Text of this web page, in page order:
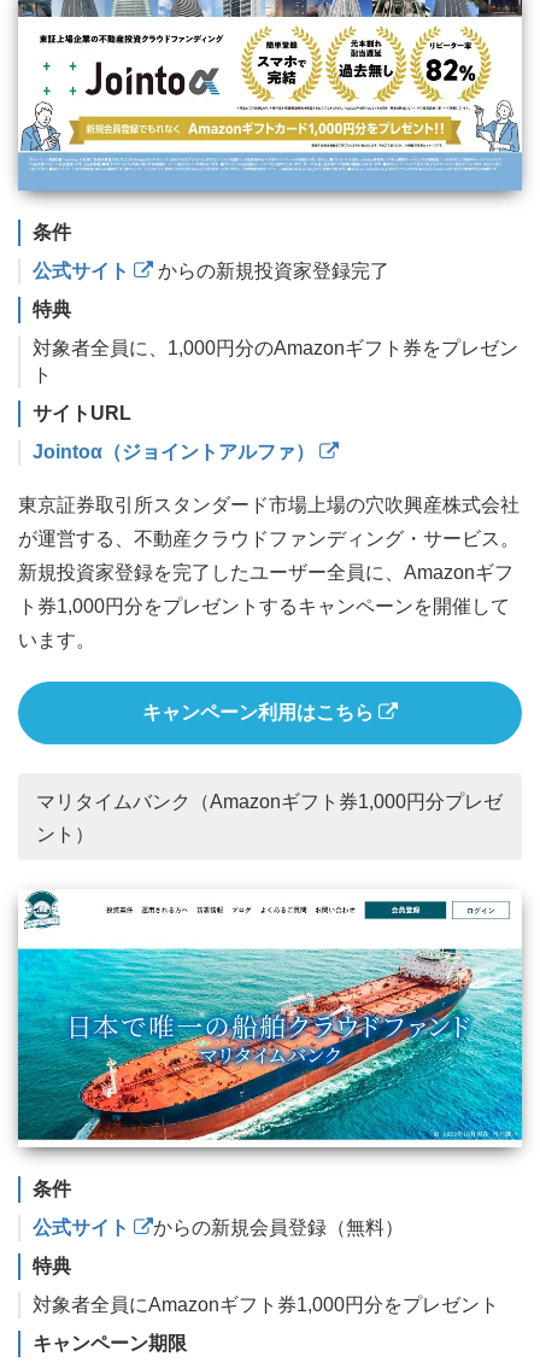
条件
公式サイト
からの新規投資家登録完了
特典
対象者全員に、1,000円分のAmazonギフト券をプレゼン
ト
サイトURL
Jointoα（ジョイントアルファ）
東京証券取引所スタンダード市場上場の穴吹興産株式会社
が運営する、不動産クラウドファンディング・サービス。
新規投資家登録を完了したユーザー全員に、Amazonギフ
ト券1,000円分をプレゼントするキャンペーンを開催して
います。
キャンペーン利用はこちら
マリタイムバンク（Amazonギフト券1,000円分プレゼ
ント）
条件
公式サイト
からの新規会員登録（無料）
特典
対象者全員にAmazonギフト券1,000円分をプレゼント
キャンペーン期限